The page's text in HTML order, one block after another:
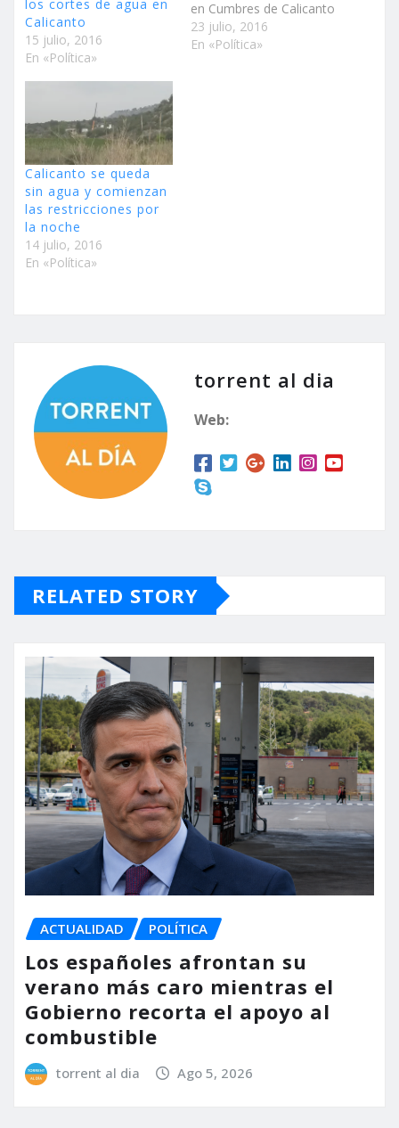
los cortes de agua en
Calicanto
15 julio, 2016
En «Política»
en Cumbres de Calicanto
y Montelevante Según
han asegurado fuentes
23 julio, 2016
En «Política»
Calicanto se queda
sin agua y comienzan
las restricciones por
la noche
14 julio, 2016
En «Política»
torrent al dia
Web:
RELATED STORY
ACTUALIDAD POLÍTICA
Los españoles afrontan su
verano más caro mientras el
Gobierno recorta el apoyo al
combustible
torrent al dia Ago 5, 2026